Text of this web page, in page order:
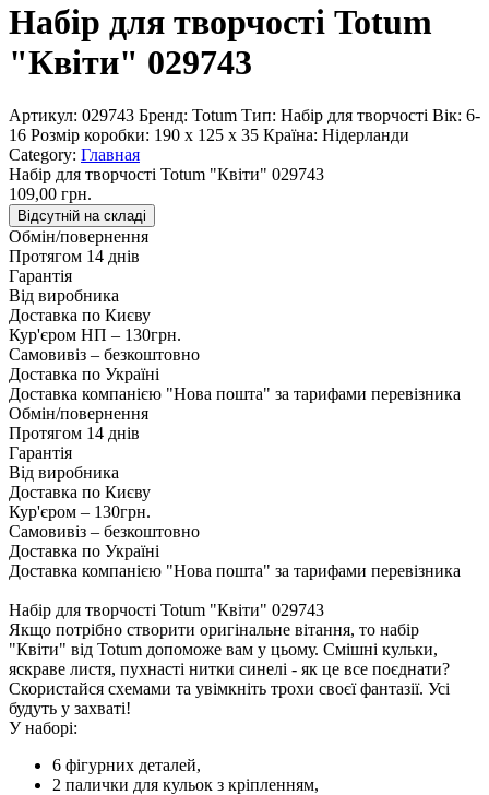
Набір для творчості Totum
"Квіти" 029743
Артикул: 029743 Бренд: Totum Тип: Набір для творчості Вік: 6-
16 Розмір коробки: 190 x 125 x 35 Країна: Нідерланди
Category: Главная
Набір для творчості Totum "Квіти" 029743
109,00 грн.
Відсутній на складі
Обмін/повернення
Протягом 14 днів
Гарантія
Від виробника
Доставка по Києву
Кур'єром НП – 130грн.
Самовивіз – безкоштовно
Доставка по Україні
Доставка компанією "Нова пошта" за тарифами перевізника
Обмін/повернення
Протягом 14 днів
Гарантія
Від виробника
Доставка по Києву
Кур'єром – 130грн.
Самовивіз – безкоштовно
Доставка по Україні
Доставка компанією "Нова пошта" за тарифами перевізника
Набір для творчості Totum "Квіти" 029743
Якщо потрібно створити оригінальне вітання, то набір
"Квіти" від Totum допоможе вам у цьому. Смішні кульки,
яскраве листя, пухнасті нитки синелі - як це все поєднати?
Скористайся схемами та увімкніть трохи своєї фантазії. Усі
будуть у захваті!
У наборі:
6 фігурних деталей,
2 палички для кульок з кріпленням,